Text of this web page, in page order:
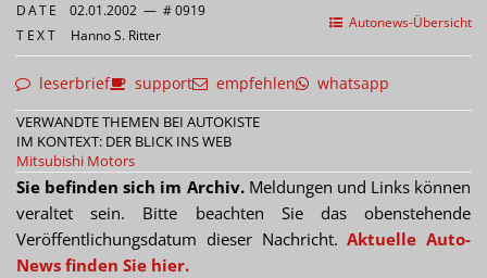
Autonews-Übersicht
DATE 02.01.2002 — # 0919
TEXT Hanno S. Ritter
leserbrief support empfehlen whatsapp
VERWANDTE THEMEN BEI AUTOKISTE
IM KONTEXT: DER BLICK INS WEB
Mitsubishi Motors
Sie befinden sich im Archiv.Meldungen und Links können
veraltet sein. Bitte beachten Sie das obenstehende
Veröffentlichungsdatum dieser Nachricht.Aktuelle Auto-
News finden Sie hier.